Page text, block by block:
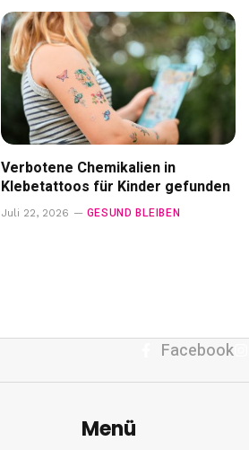
Verbotene Chemikalien in
Klebetattoos für Kinder gefunden
Juli 22, 2026 GESUND BLEIBEN
Facebook
Menü